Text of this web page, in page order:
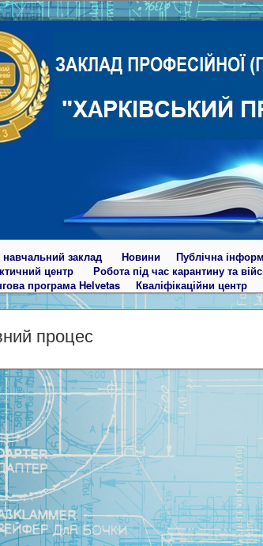
заклад Новини Публічна
центр Робота під час карантину та
програма Helvetas Кваліфікаційни центр
процес